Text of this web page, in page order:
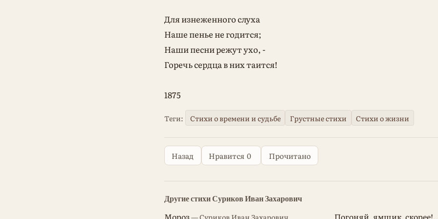
Для изнеженного слуха
Наше пенье не годится;
Наши песни режут ухо, -
Горечь сердца в них таится!
1875
Теги: Стихи о времени и судьбе Грустные стихи Стихи о жизни
Назад Нравится 0 Прочитано
Другие стихи Суриков Иван Захарович
— Суриков Иван Захарович